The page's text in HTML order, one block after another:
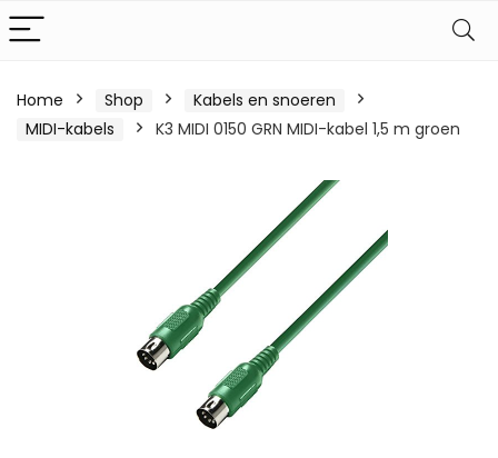
Home Shop
Kabels en snoeren
MIDI-kabels
K3 MIDI 0150 GRN MIDI-kabel 1,5 m groen